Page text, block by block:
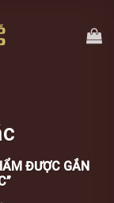
ĐƯỢC GẮN